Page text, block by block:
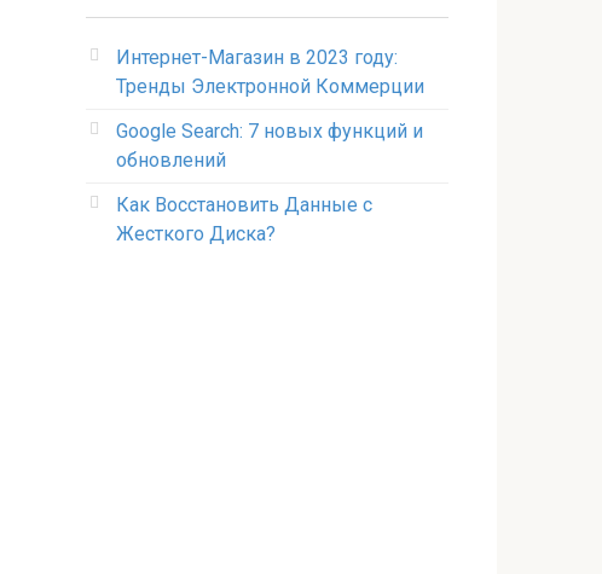
Интернет-Магазин в 2023 году:
Тренды Электронной Коммерции
Google Search: 7 новых функций и
обновлений
Как Восстановить Данные с
Жесткого Диска?